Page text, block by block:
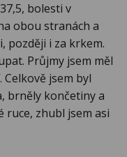
bolesti v
obou stranách a
později i za krkem.
Průjmy jsem měl
Celkově jsem byl
brněly končetiny a
ruce, zhubl jsem asi